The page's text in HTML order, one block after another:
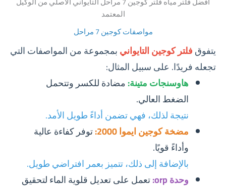
المعتمد
مواصفات كوجين 7 مراحل
يتفوقفلتر كوجين التايوانيبمجموعة من المواصفات التي
تجعله فريدًا. على سبيل المثال:
هاوسنجات متينة:مضادة للكسر وتتحمل
الضغط العالي.
نتيجة لذلك، فهي تضمن أداءً طويل الأمد.
مضخة كوجين ايموا 2000:
توفر كفاءة عالية
وأداءً قويًا.
بالإضافة إلى ذلك، تتميز بعمر افتراضي طويل.
وحدة orp:
تعمل على تعديل قلوية الماء لتحقيق